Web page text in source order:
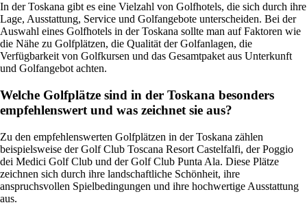
In der Toskana gibt es eine Vielzahl von Golfhotels, die sich durch ihre
Lage, Ausstattung, Service und Golfangebote unterscheiden. Bei der
Auswahl eines Golfhotels in der Toskana sollte man auf Faktoren wie
die Nähe zu Golfplätzen, die Qualität der Golfanlagen, die
Verfügbarkeit von Golfkursen und das Gesamtpaket aus Unterkunft
und Golfangebot achten.
Welche Golfplätze sind in der Toskana besonders
empfehlenswert und was zeichnet sie aus?
Zu den empfehlenswerten Golfplätzen in der Toskana zählen
beispielsweise der Golf Club Toscana Resort Castelfalfi, der Poggio
dei Medici Golf Club und der Golf Club Punta Ala. Diese Plätze
zeichnen sich durch ihre landschaftliche Schönheit, ihre
anspruchsvollen Spielbedingungen und ihre hochwertige Ausstattung
aus.